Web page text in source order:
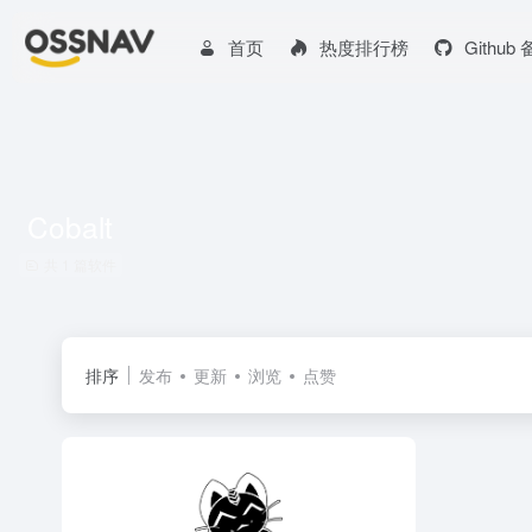
首页 热度排行榜 Github
排序 发布 更新 浏览 点赞